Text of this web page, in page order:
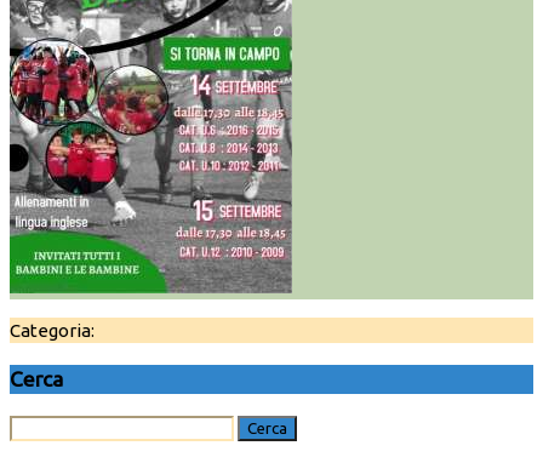
Categoria:
Cerca